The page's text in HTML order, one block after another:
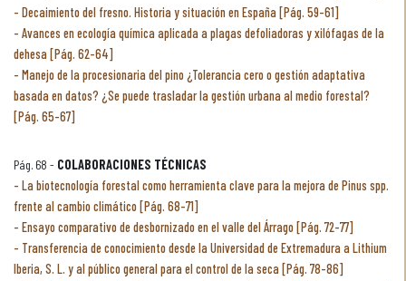
Decaimiento del fresno. Historia y situación en España [Pág. 59-61]
Avances en ecología química aplicada a plagas defoliadoras y xilófagas de la
dehesa [Pág. 62-64]
Manejo de la procesionaria del pino ¿Tolerancia cero o gestión adaptativa
basada en datos? ¿Se puede trasladar la gestión urbana al medio forestal?
[Pág. 65-67]
Pág. 68 - COLABORACIONES TÉCNICAS
La biotecnología forestal como herramienta clave para la mejora de Pinus spp.
frente al cambio climático [Pág. 68-71]
Ensayo comparativo de desbornizado en el valle del Árrago [Pág. 72-77]
Transferencia de conocimiento desde la Universidad de Extremadura a Lithium
Iberia, S. L. y al público general para el control de la seca [Pág. 78-86]